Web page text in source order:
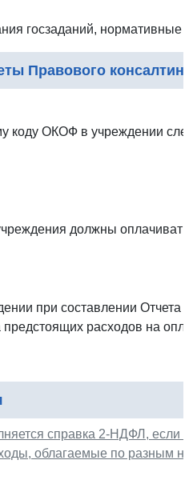
госзаданий, нормативные
Правового
коду ОКОФ в учреждении
должны
при составлении
расходов на
справка 2-НДФЛ, если
облагаемые по разным